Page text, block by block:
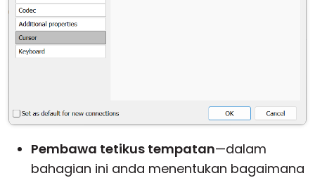
Pembawa tetikus tempatan—dalam
bahagian ini anda menentukan bagaimana